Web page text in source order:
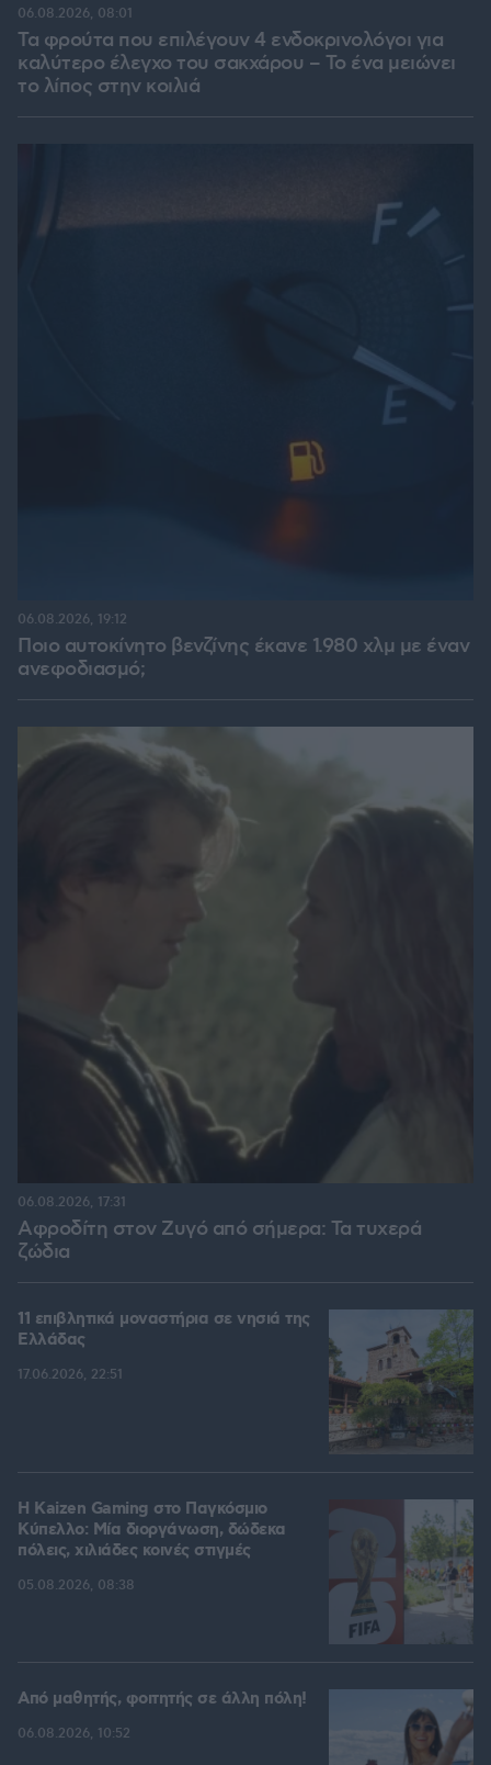
Τα φρούτα που επιλέγουν 4 ενδοκρινολόγοι για
καλύτερο έλεγχο του σακχάρου – Το ένα μειώνει
το λίπος στην κοιλιά
06.08.2026, 08:01
Ποιο αυτοκίνητο βενζίνης έκανε 1.980 χλμ με έναν
ανεφοδιασμό;
06.08.2026, 19:12
Αφροδίτη στον Ζυγό από σήμερα: Τα τυχερά
ζώδια
06.08.2026, 17:31
11 επιβλητικά μοναστήρια σε νησιά της
Ελλάδας
17.06.2026, 22:51
H Kaizen Gaming στο Παγκόσμιο
Kύπελλο: Μία διοργάνωση, δώδεκα
πόλεις, χιλιάδες κοινές στιγμές
05.08.2026, 08:38
Από μαθητής, φοιτητής σε άλλη πόλη!
06.08.2026, 10:52